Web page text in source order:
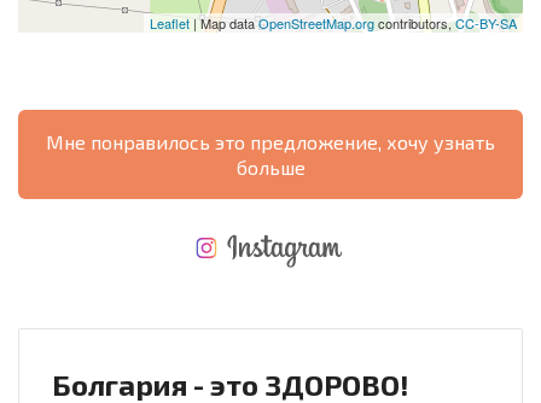
Leaflet | Map dataOpenStreetMap.orgcontributors,CC-BY-SA
Мне понравилось это предложение, хочу узнать
больше
Болгария - это ЗДОРОВО!